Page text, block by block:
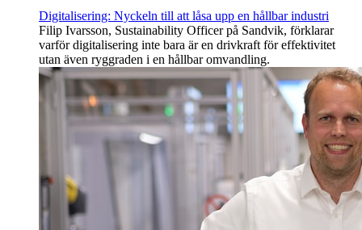
Digitalisering: Nyckeln till att låsa upp en hållbar industri
Filip Ivarsson, Sustainability Officer på Sandvik, förklarar
varför digitalisering inte bara är en drivkraft för effektivitet
utan även ryggraden i en hållbar omvandling.